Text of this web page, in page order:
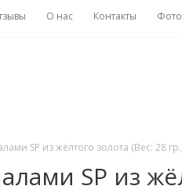
О нас Контакты
SP из жёлтого золота (Вес: 28
SP из